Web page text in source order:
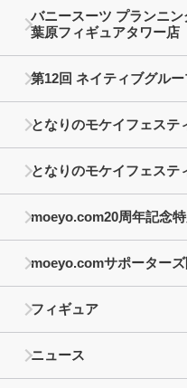
バニースーツ プランニ
葉原フィギュアタワー店
第12回 ネイティブグルー
となりのモケイフェステ
となりのモケイフェステ
moeyo.com20周年記念
moeyo.comサポーター
フィギュア
ニュース